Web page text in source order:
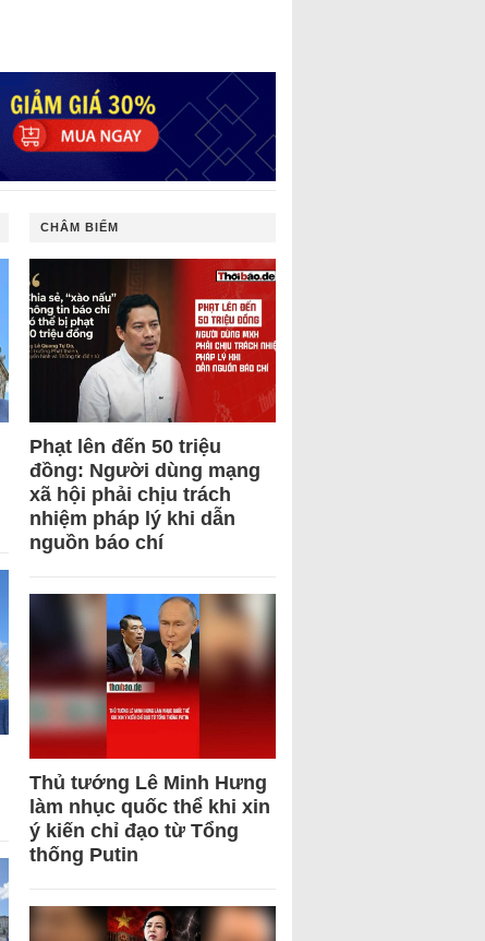
CHÂM BIẾM
Phạt lên đến 50 triệu
đồng: Người dùng mạng
xã hội phải chịu trách
nhiệm pháp lý khi dẫn
nguồn báo chí
Thủ tướng Lê Minh Hưng
làm nhục quốc thể khi xin
ý kiến chỉ đạo từ Tổng
thống Putin